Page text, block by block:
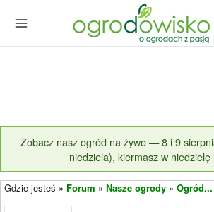
Zobacz nasz ogród na żywo — 8 i 9
niedziela), kiermasz w niedzielę
Gdzie jesteś » Forum » Nasze ogrody »